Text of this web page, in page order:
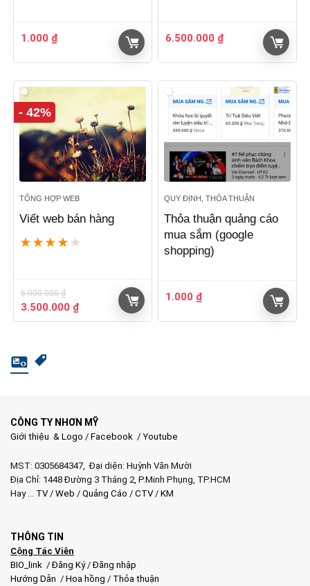
1.000 ₫ 6.500.000 ₫
- 42%
TỔNG HỢP WEB
Viết web bán hàng
★ ★ ★ ★ ★
6.000.000₫
Giá
gốc
3.500.000 ₫Giá
hiện
QUY ĐỊNH, THỎA THUẬN
Thỏa thuận quảng cáo
mua sắm (google
shopping)
1.000 ₫
CÔNG TY NHƠN MỸ
Giới thiệu & Logo / Facebook / Youtube
MST: 0305684347, Đại diện: Huỳnh Văn Mười
Địa Chỉ: 1448 Đường 3 Tháng 2, P.Minh Phụng, TP.HCM
Hay …
TV/ Web / Quảng Cáo / CTV/ KM
THÔNG TIN
Cộng Tác Viên
BIO_link /Đăng Ký /Đăng nhập
Hướng Dẫn / Hoa hồng / Thỏa thuận